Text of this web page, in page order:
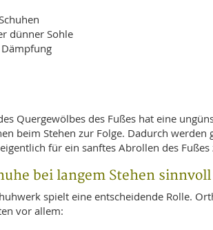
dünner Sohle
Quergewölbes des Fußes hat eine
beim Stehen zur Folge. Dadurch werden
für ein sanftes Abrollen des Fußes
bei langem Stehen
spielt eine entscheidende Rolle.
vor allem: